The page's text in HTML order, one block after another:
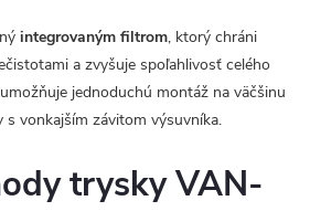
integrovaným filtrom, ktorý chráni
a zvyšuje spoľahlivosť celého
jednoduchú montáž na väčšinu
vonkajším závitom výsuvníka.
trysky VAN-